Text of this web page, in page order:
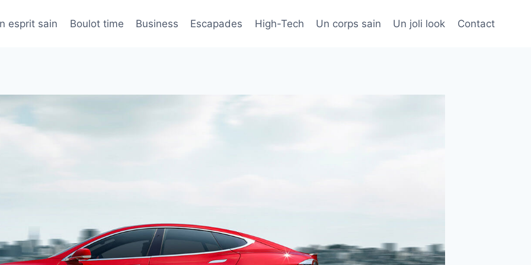
esprit sain Boulot time Business Escapades High-Tech Un corps sain Un joli look Contact